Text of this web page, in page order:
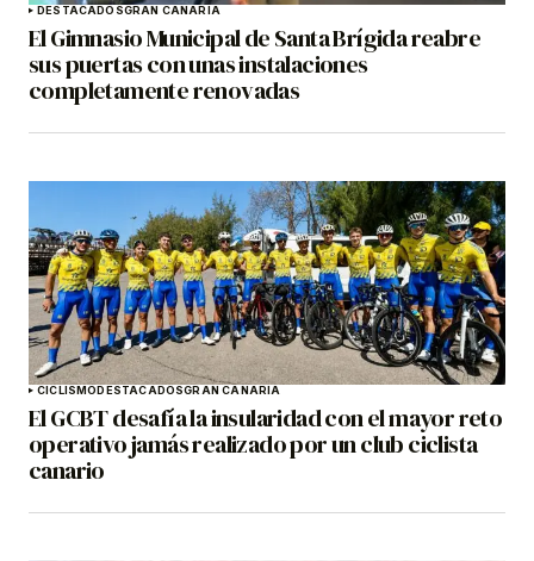
DESTACADOSGRAN CANARIA
El Gimnasio Municipal de Santa Brígida reabre
sus puertas con unas instalaciones
completamente renovadas
CICLISMODESTACADOSGRAN CANARIA
El GCBT desafía la insularidad con el mayor reto
operativo jamás realizado por un club ciclista
canario